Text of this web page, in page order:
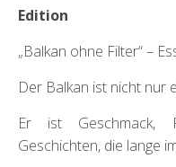
Edition
„Balkan ohne Filter“ –
Der Balkan ist nicht nur
Er ist Geschmack,
Geschichten, die lange